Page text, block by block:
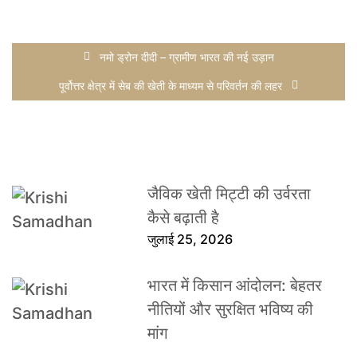
नमो ड्रोन दीदी – ग्रामीण भारत की नई उड़ान
पूर्वोत्तर क्षेत्र में सेब की खेती के माध्यम से परिवर्तन की लहर
जैविक खेती मिट्टी की उर्वरता
कैसे बढ़ाती है
जुलाई 25, 2026
भारत में किसान आंदोलन: बेहतर
नीतियों और सुरक्षित भविष्य की
मांग